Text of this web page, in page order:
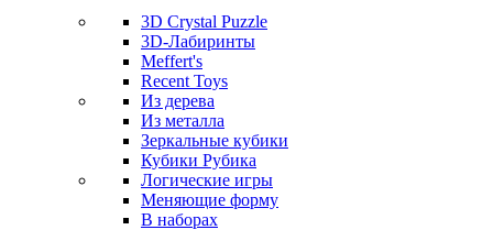
3D Crystal Puzzle
3D-Лабиринты
Meffert's
Recent Toys
Из дерева
Из металла
Зеркальные кубики
Кубики Рубика
Логические игры
Меняющие форму
В наборах